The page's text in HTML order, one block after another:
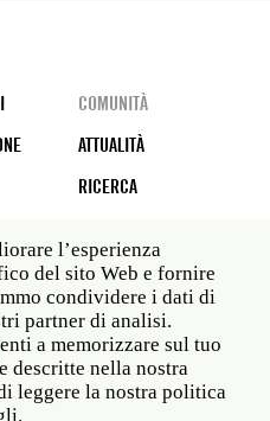
COMUNITÀ
ATTUALITÀ
RICERCA
Roma ITALIA · t 39
Third Floor New York
· f 212 751 7220
l’esperienza
del sito Web e fornire
condividere i dati di
partner di analisi.
a memorizzare sul tuo
descritte nella nostra
leggere la nostra politica